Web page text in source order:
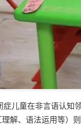
症儿童在非言语认知
解、语法运用等）